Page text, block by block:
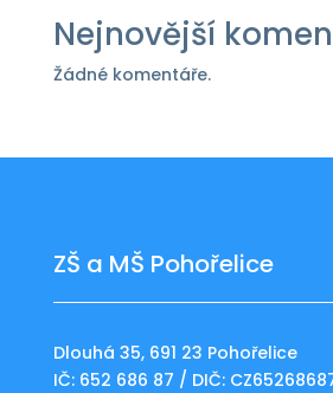
Nejnovější
Žádné komentáře.
ZŠ a MŠ Pohořelice
Dlouhá 35, 691 23 Pohořelice
IČ: 652 686 87 / DIČ: